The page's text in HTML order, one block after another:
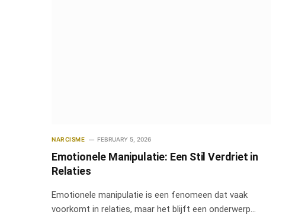
NARCISME FEBRUARY 5, 2026
Emotionele Manipulatie: Een Stil Verdriet in
Relaties
Emotionele manipulatie is een fenomeen dat vaak
voorkomt in relaties, maar het blijft een onderwerp…